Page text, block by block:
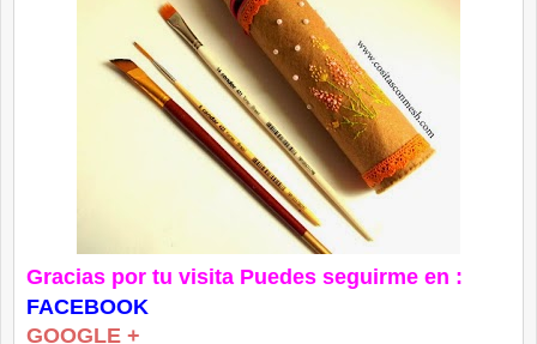
Gracias por tu visita Puedes seguirme en :
FACEBOOK
GOOGLE +